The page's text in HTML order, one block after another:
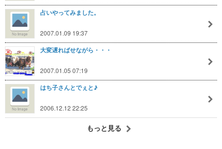
占いやってみました。
2007.01.09 19:37
大変遅ればせながら・・・
2007.01.05 07:19
はち子さんとでぇと♪
2006.12.12 22:25
もっと見る